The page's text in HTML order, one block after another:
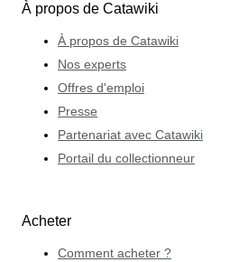
À propos de Catawiki
À propos de Catawiki
Nos experts
Offres d'emploi
Presse
Partenariat avec Catawiki
Portail du collectionneur
Acheter
Comment acheter ?